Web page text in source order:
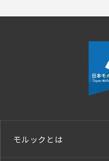
モルックとは